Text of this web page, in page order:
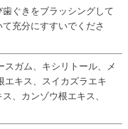
歯ぐきをブラッシングして
充分にすすいでくださ
スガム、キシリトール、メ
エキス、スイカズラエキ
、カンゾウ根エキス、